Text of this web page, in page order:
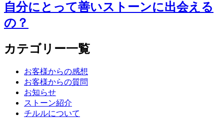
自分にとって善いストーンに出会える
の？
カテゴリー一覧
お客様からの感想
お客様からの質問
お知らせ
ストーン紹介
チルルについて